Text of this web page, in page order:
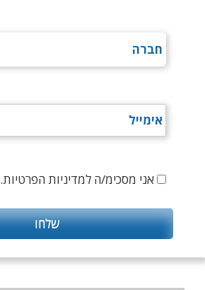
אני מסכימ/ה למדיניות הפרטיות.